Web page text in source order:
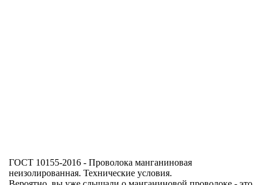
ГОСТ 10155-2016 - Проволока манганиновая
неизолированная. Технические условия.